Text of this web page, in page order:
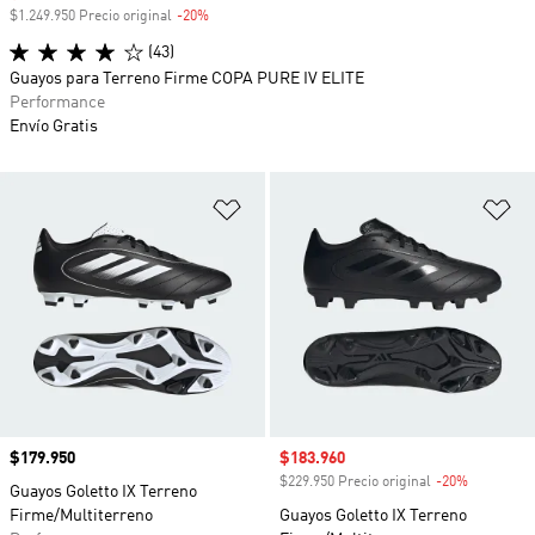
Precio
$179.950
Guayos Goletto IX Terreno
Firme/Multiterreno
Precio de venta
$183.960
$229.950 Precio original -20%
Guayos Goletto IX Terreno
$1.249.950 Precio original -20%
(43)
Guayos para Terreno Firme COPA PURE IV ELITE
Performance
Envío Gratis